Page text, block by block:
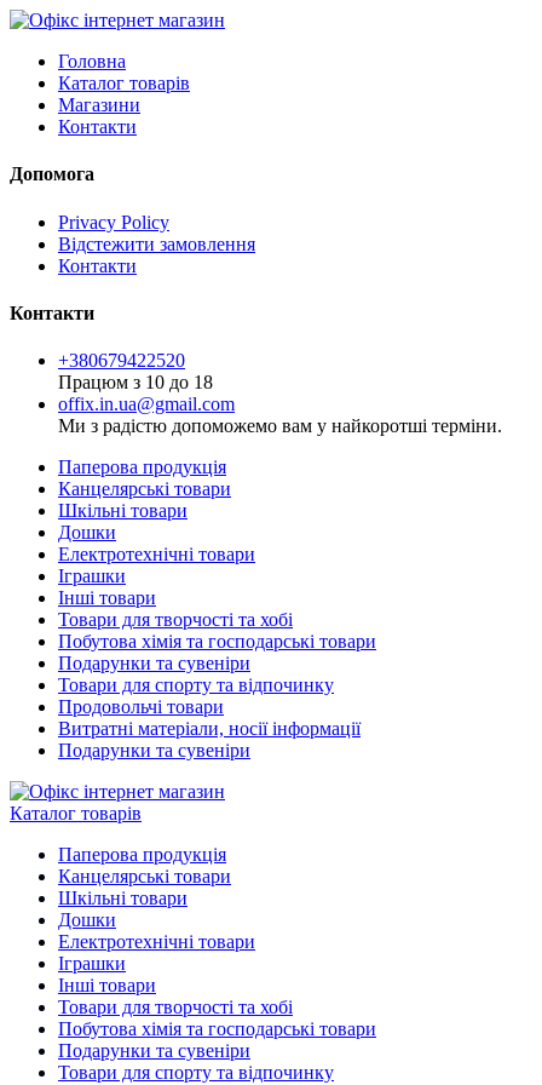
Головна
Каталог товарів
Магазини
Контакти
Допомога
Privacy Policy
Відстежити замовлення
Контакти
Контакти
+380679422520
Працюм з 10 до 18
offix.in.ua@gmail.com
Ми з радістю допоможемо вам у найкоротші терміни.
Паперова продукція
Канцелярські товари
Шкільні товари
Дошки
Електротехнічні товари
Іграшки
Інші товари
Товари для творчості та хобі
Побутова хімія та господарські товари
Подарунки та сувеніри
Товари для спорту та відпочинку
Продовольчі товари
Витратні матеріали, носії інформації
Подарунки та сувеніри
Каталог товарів
Паперова продукція
Канцелярські товари
Шкільні товари
Дошки
Електротехнічні товари
Іграшки
Інші товари
Товари для творчості та хобі
Побутова хімія та господарські товари
Подарунки та сувеніри
Товари для спорту та відпочинку